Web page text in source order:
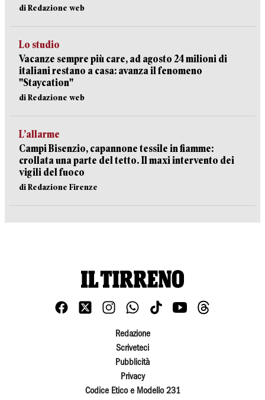
di Redazione web
Lo studio
Vacanze sempre più care, ad agosto 24 milioni di
italiani restano a casa: avanza il fenomeno
"Staycation"
di Redazione web
L’allarme
Campi Bisenzio, capannone tessile in fiamme:
crollata una parte del tetto. Il maxi intervento dei
vigili del fuoco
di Redazione Firenze
Redazione
Scriveteci
Pubblicità
Privacy
Codice Etico e Modello 231